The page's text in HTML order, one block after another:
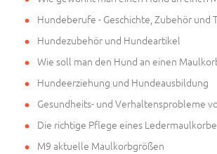
Hundeberufe - Geschichte, Zubehör und
Hundezubehör und Hundeartikel
Wie soll man den Hund an einen
Hundeerziehung und Hundeausbildung
Gesundheits- und Verhaltensprobleme
Die richtige Pflege eines
M9 aktuelle Maulkorbgrößen